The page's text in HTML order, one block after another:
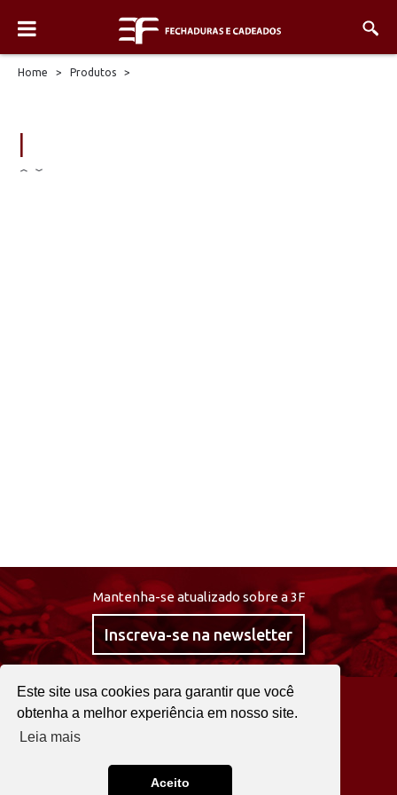
Este site usa cookies para garantir que você
obtenha a melhor experiência em nosso site.
Leia mais
Aceito
Home > Produtos >
Mantenha-se atualizado sobre a 3F
Inscreva-se na newsletter
@curta3f